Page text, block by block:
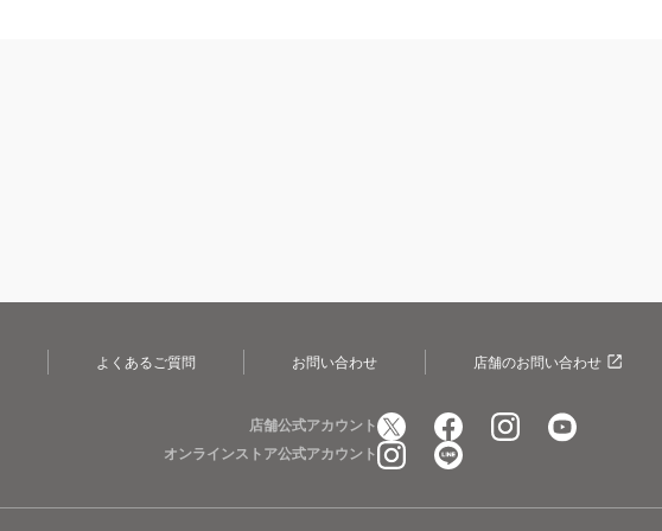
よくあるご質問 お問い合わせ 店舗のお問い合わせ
店舗公式アカウント
オンラインストア公式アカウント